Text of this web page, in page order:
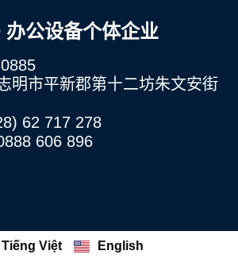
办公设备个体企业
明市平新郡第十二坊朱文安街
62 717 278
606 896
Tiếng Việt English